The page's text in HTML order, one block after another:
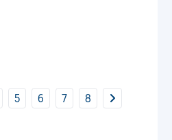
5 6 7 8